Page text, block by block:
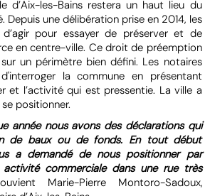
d’Aix-les-Bains restera un haut lieu du
une délibération prise en 2014, les
pour essayer de préserver et de
en centre-ville. Ce droit de préemption
un périmètre bien défini. Les notaires
la commune en présentant
et l’activité qui est pressentie. La ville a
positionner.
année nous avons des déclarations qui
de baux ou de fonds. En tout début
a demandé de nous positionner par
commerciale dans une rue très
Marie-Pierre Montoro-Sadoux,